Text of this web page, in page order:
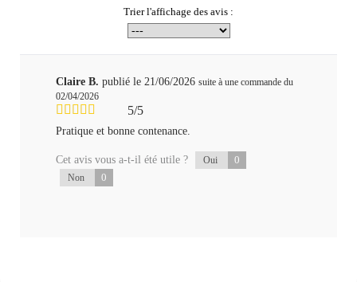
Trier l'affichage des avis :
Claire B. publié le 21/06/2026 suite à une commande du
02/04/2026
5/5
Pratique et bonne contenance.
Cet avis vous a-t-il été utile ? Oui 0
Non 0